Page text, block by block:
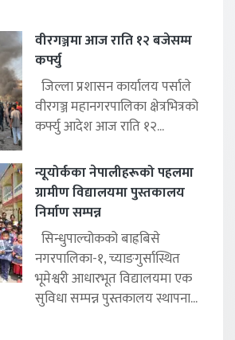
वीरगञ्जमा आज राति १२ बजेसम्म
कर्फ्यु
जिल्ला प्रशासन कार्यालय पर्साले
वीरगञ्ज महानगरपालिका क्षेत्रभित्रको
कर्फ्यु आदेश आज राति १२...
न्यूयोर्कका नेपालीहरूको पहलमा
ग्रामीण विद्यालयमा पुस्तकालय
निर्माण सम्पन्न
सिन्धुपाल्चोकको बाह्रबिसे
नगरपालिका-१, च्याङगुर्सास्थित
भूमेश्वरी आधारभूत विद्यालयमा एक
सुविधा सम्पन्न पुस्तकालय स्थापना...